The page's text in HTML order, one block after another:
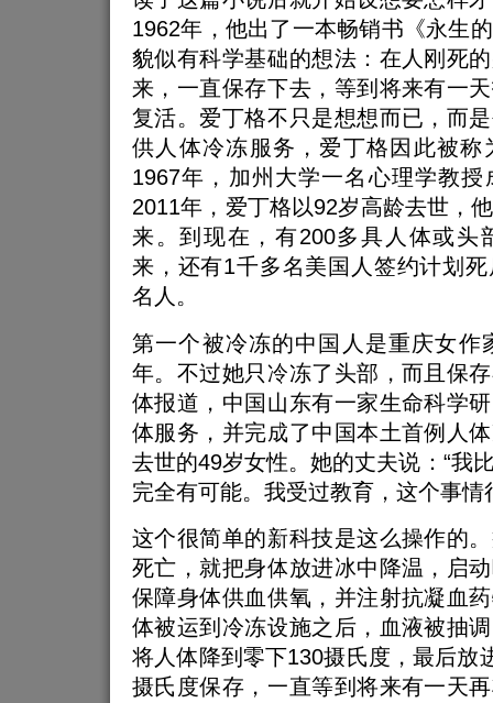
1962年，他出了一本畅销书《永生
貌似有科学基础的想法：在人刚死
来，一直保存下去，等到将来有一
复活。爱丁格不只是想想而已，而
供人体冷冻服务，爱丁格因此被称
1967年，加州大学一名心理学教
2011年，爱丁格以92岁高龄去世，
来。到现在，有200多具人体或头
来，还有1千多名美国人签约计划
名人。
第一个被冷冻的中国人是重庆女作
年。不过她只冷冻了头部，而且保
体报道，中国山东有一家生命科学
体服务，并完成了中国本土首例人
去世的49岁女性。她的丈夫说：“我
完全有可能。我受过教育，这个事情
这个很简单的新科技是这么操作的
死亡，就把身体放进冰中降温，启
保障身体供血供氧，并注射抗凝血
体被运到冷冻设施之后，血液被抽
将人体降到零下130摄氏度，最后放
摄氏度保存，一直等到将来有一天